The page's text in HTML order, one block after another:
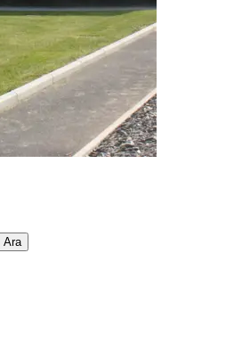
Ara